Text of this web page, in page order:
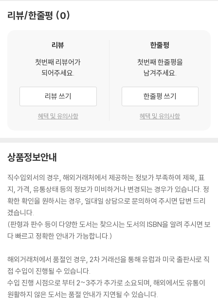
리뷰/한줄평 0
리뷰
첫번째 리뷰어가
되어주세요.
리뷰 쓰기
혜택 및 유의사항
한줄평
첫번째 한줄평을
남겨주세요.
한줄평 쓰기
혜택 및 유의사항
상품정보안내
직수입외서의 경우, 해외거래처에서 제공하는 정보가 부족하여 제목, 표
지, 가격, 유통상태 등의 정보가 미비하거나 변경되는 경우가 있습니다. 정
확한 확인을 원하시는 경우, 일대일 상담으로 문의하여 주시면 답변 드리
겠습니다.
(판형과 판수 등이 다양한 도서는 찾으시는 도서의 ISBN을 알려 주시면 보
다 빠르고 정확한 안내가 가능합니다.)
해외거래처에서 품절인 경우, 2차 거래선을 통해 유럽과 미국 출판사로 직
접 수입이 진행될 수 있습니다.
수입 진행 시점으로 부터 2~3주가 추가로 소요되며, 해외에서도 유통이
원활하지 않은 도서는 품절 안내가 지연될 수 있습니다.